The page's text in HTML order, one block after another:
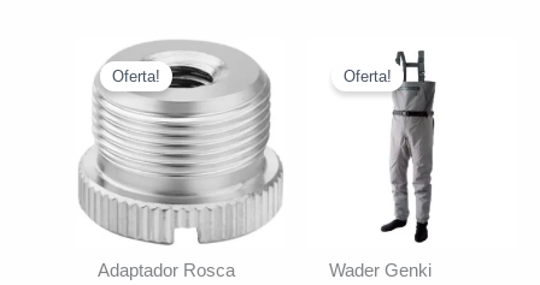
Oferta!
Adaptador Rosca
El
precio
original
era:
$5.990.
El
precio
actual
es:
$4.990.
Oferta!
Wader Genki
El
precio
original
era:
$265.990.